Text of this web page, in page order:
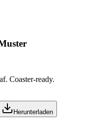
Coaster-ready.
Herunterladen